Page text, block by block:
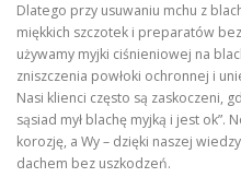
Dlatego przy usuwaniu mchu z
miękkich szczotek i preparatów
używamy myjki ciśnieniowej na
zniszczenia powłoki ochronnej i
Nasi klienci często są zaskoczeni,
sąsiad mył blachę myjką i jest ok”.
korozję, a Wy – dzięki naszej
dachem bez uszkodzeń.